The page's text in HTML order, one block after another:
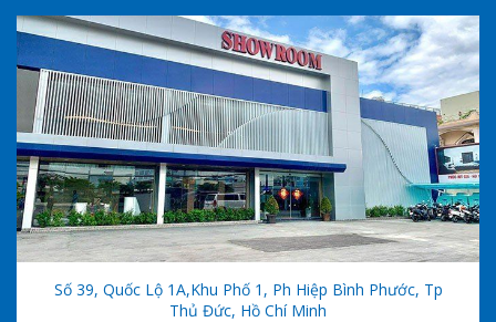
Số 39, Quốc Lộ 1A,khu Phố 1, Ph Hiệp Bình Phước, Tp
Thủ Đức, Hồ Chí Minh